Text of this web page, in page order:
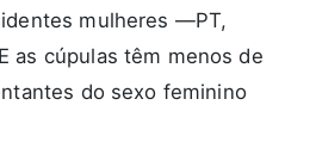
mulheres —PT,
as cúpulas têm menos de
do sexo feminino